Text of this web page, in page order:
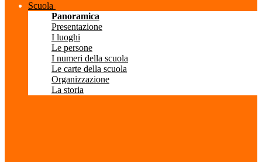
Scuola
Panoramica
Presentazione
I luoghi
Le persone
I numeri della scuola
Le carte della scuola
Organizzazione
La storia